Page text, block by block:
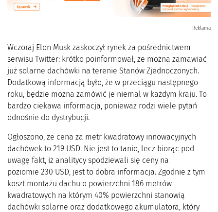
Reklama
Wczoraj Elon Musk zaskoczył rynek za pośrednictwem
serwisu Twitter: krótko poinformował, że można zamawiać
już solarne dachówki na terenie Stanów Zjednoczonych.
Dodatkową informacją było, że w przeciągu następnego
roku, będzie można zamówić je niemal w każdym kraju. To
bardzo ciekawa informacja, ponieważ rodzi wiele pytań
odnośnie do dystrybucji.
Ogłoszono, że cena za metr kwadratowy innowacyjnych
dachówek to 219 USD. Nie jest to tanio, lecz biorąc pod
uwagę fakt, iż analitycy spodziewali się ceny na
poziomie 230 USD, jest to dobra informacja. Zgodnie z tym
koszt montażu dachu o powierzchni 186 metrów
kwadratowych na którym 40% powierzchni stanowią
dachówki solarne oraz dodatkowego akumulatora, który